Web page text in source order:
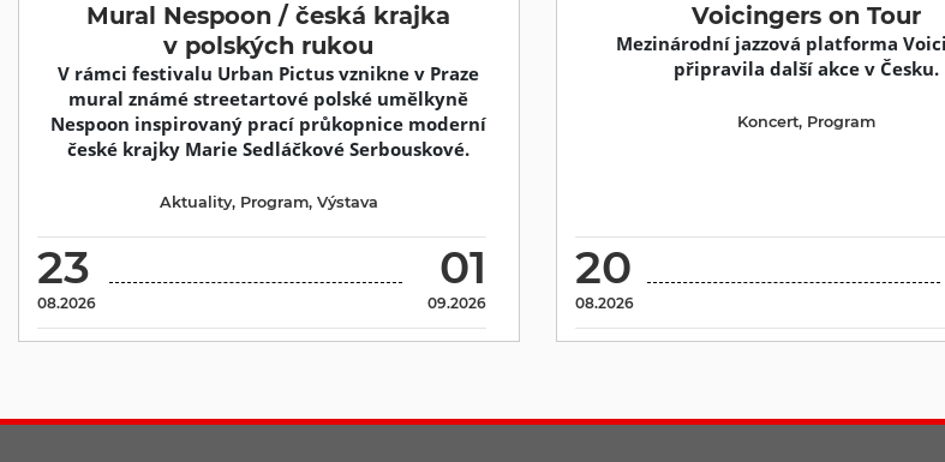
Mural Nespoon / česká krajka
v polských rukou
V rámci festivalu Urban Pictus vznikne v Praze
mural známé streetartové polské umělkyně
Nespoon inspirovaný prací průkopnice moderní
české krajky Marie Sedláčkové Serbouskové.
23
08.2026
01
09.2026
Aktuality, Program, Výstava
Voicingers on Tour
Mezinárodní jazzová platforma
připravila další akce v Česku.
20
08.2026
Koncert, Program